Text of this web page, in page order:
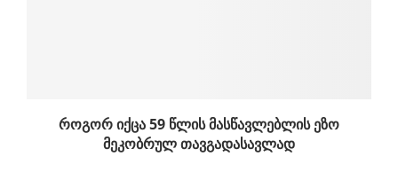
როგორ იქცა 59 წლის მასწავლებლის ეზო
მეკობრულ თავგადასავლად